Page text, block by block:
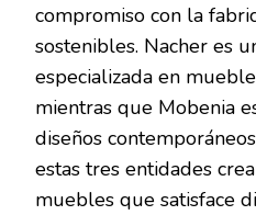
compromiso con la
sostenibles. Nacher es
especializada en
mientras que Mobenia
diseños
estas tres entidades
muebles que satisface